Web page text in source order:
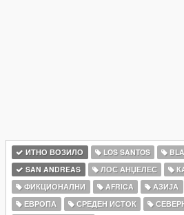
ИТНО ВОЗИЛО LOS SANTOS
SAN ANDREAS
ЛОС АНЏЕЛЕС
ФИКЦИОНАЛНИ
AFRICA АЗИЈА
ЕВРОПА
СРЕДЕН ИСТОК